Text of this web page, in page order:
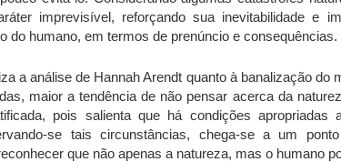
imprevisível, reforçando sua inevitabilidade e
do humano, em termos de prenúncio e consequências.
a análise de Hannah Arendt quanto à banalização do
maior a tendência de não pensar acerca da
pois salienta que há condições apropriadas
se tais circunstâncias, chega-se a um
que não apenas a natureza, mas o humano